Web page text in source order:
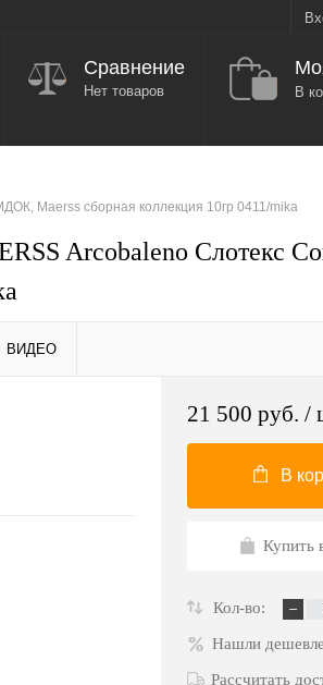
Сравнение
Нет товаров
В
Maerss сборная коллекция 10гр 0411/mika
Arcobaleno Слотекс
ВИДЕО
21 500 руб. /
В
Купить
Кол-во:
Нашли дешевле
Рассчитать